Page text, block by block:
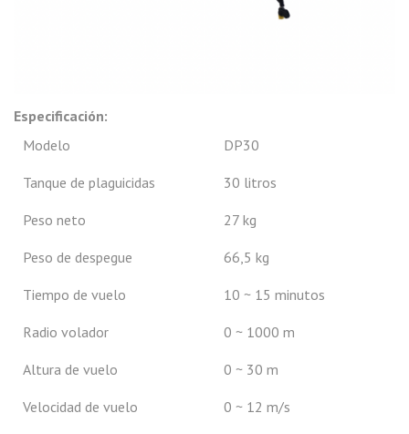
Especificación:
Modelo
DP30
Tanque de plaguicidas 30 litros
Peso neto 27 kg
Peso de despegue 66,5 kg
Tiempo de vuelo 10 ~ 15 minutos
Radio volador 0 ~ 1000 m
Altura de vuelo 0 ~ 30 m
Velocidad de vuelo 0 ~ 12 m/s